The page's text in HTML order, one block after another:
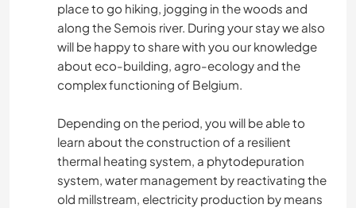
place to go hiking, jogging in the woods and
along the Semois river. During your stay we also
will be happy to share with you our knowledge
about eco-building, agro-ecology and the
complex functioning of Belgium.
Depending on the period, you will be able to
learn about the construction of a resilient
thermal heating system, a phytodepuration
system, water management by reactivating the
old millstream, electricity production by means